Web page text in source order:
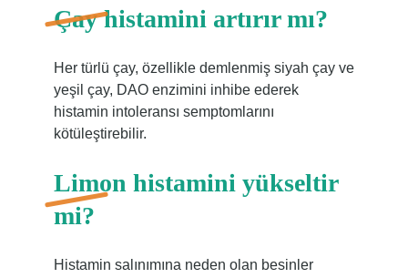
Çay histamini artırır mı?
Her türlü çay, özellikle demlenmiş siyah çay ve
yeşil çay, DAO enzimini inhibe ederek
histamin intoleransı semptomlarını
kötüleştirebilir.
Limon histamini yükseltir
mi?
Histamin salınımına neden olan besinler